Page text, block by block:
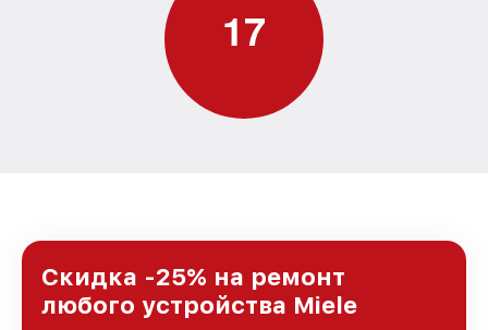
17
Скидка -25% на ремонт
любого устройства Miele